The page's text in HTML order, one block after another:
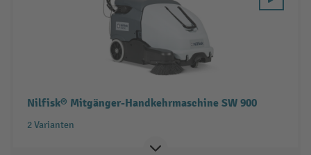
Nilfisk® Mitgänger-Handkehrmaschine SW 900
2 Varianten